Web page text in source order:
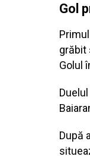
Gol
grăbit
Golul
După